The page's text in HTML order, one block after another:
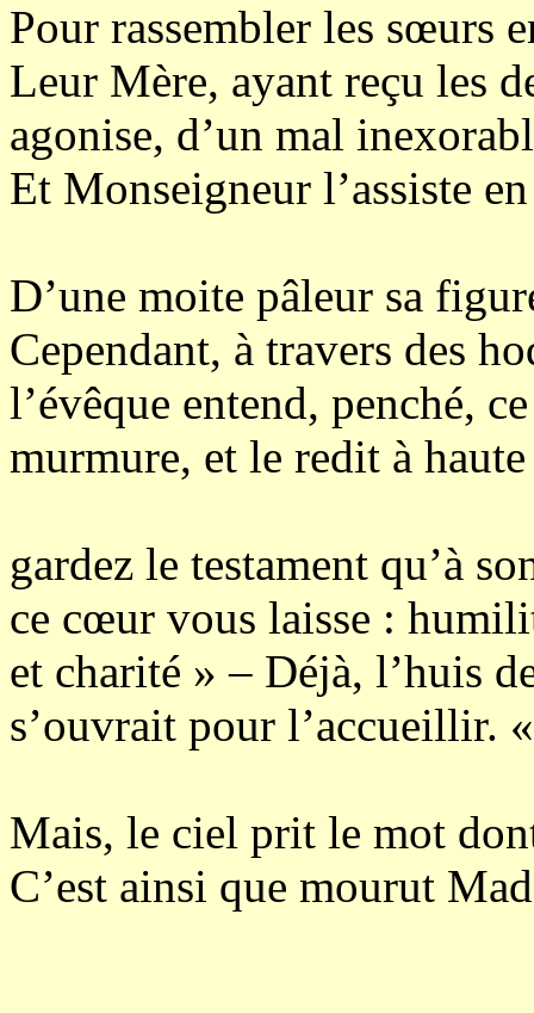
Pour rassembler les sœurs
Leur Mère, ayant reçu les
agonise, d’un mal
Et Monseigneur l’assiste
D’une moite pâleur sa
Cependant, à travers des
l’évêque entend, penché,
murmure, et le redit à
gardez le testament qu’à
ce cœur vous laisse :
et charité » – Déjà, l’huis
s’ouvrait pour l’accueillir.
Mais, le ciel prit le mot
C’est ainsi que mourut